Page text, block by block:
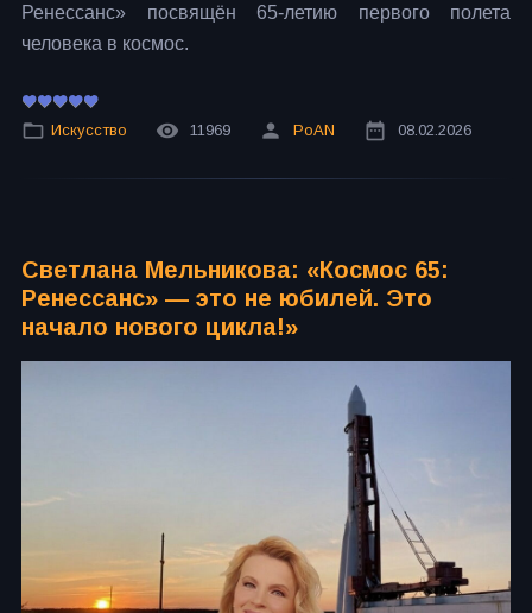
Ренессанс» посвящён 65-летию первого полета
человека в космос.
Искусство 11969 PoAN 08.02.2026
Светлана Мельникова: «Космос 65:
Ренессанс» — это не юбилей. Это
начало нового цикла!»